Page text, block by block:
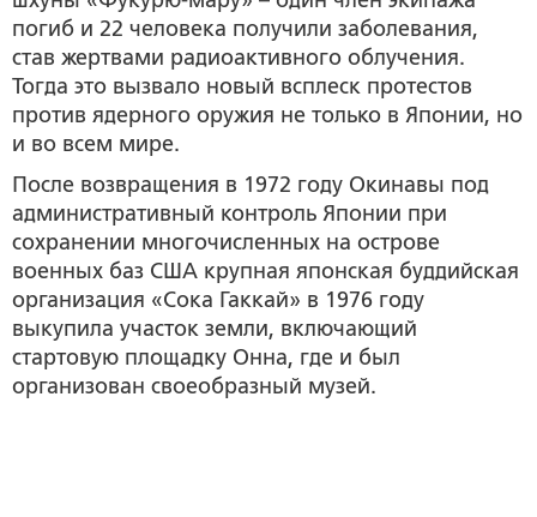
погиб и 22 человека получили заболевания,
став жертвами радиоактивного облучения.
Тогда это вызвало новый всплеск протестов
против ядерного оружия не только в Японии, но
и во всем мире.
После возвращения в 1972 году Окинавы под
административный контроль Японии при
сохранении многочисленных на острове
военных баз США крупная японская буддийская
организация «Сока Гаккай» в 1976 году
выкупила участок земли, включающий
стартовую площадку Онна, где и был
организован своеобразный музей.